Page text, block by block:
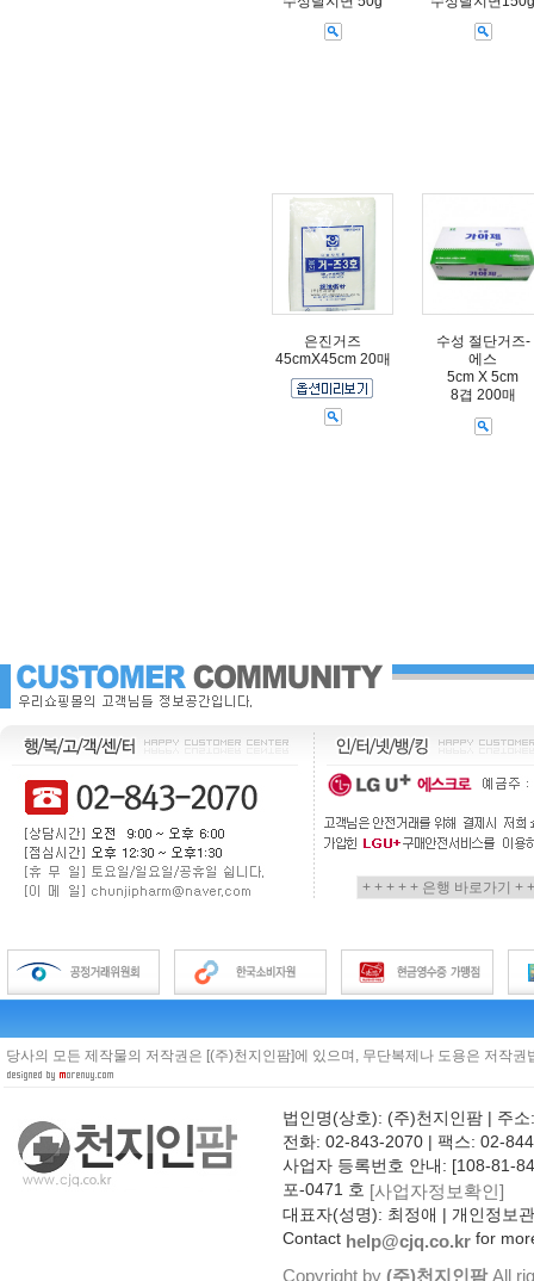
은진거즈
45cmX45cm 20매
수성 절단거즈-
에스
5cm X 5cm
8겹 200매
당사의 모든 제작물의 저작권은 [(주)천지인팜]에 있으며, 무단복제나 도용은 저작
법인명(상호): (주)천지인팜 | 주
전화: 02-843-2070 | 팩스: 02-
사업자 등록번호 안내: [108-81-
포-0471 호 [사업자정보확인]
대표자(성명): 최정애 | 개인정보
Contact help@cjq.co.kr for
Copyright by (주)천지인팜All